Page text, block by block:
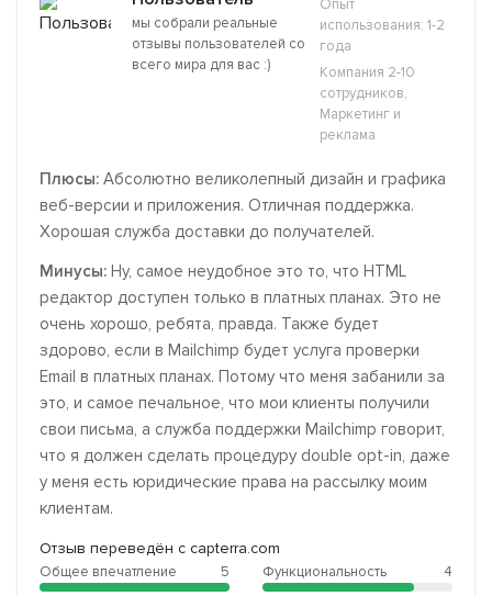
мы собрали реальные
отзывы пользователей со
всего мира для вас :)
Опыт
использования: 1-2
года
Компания 2-10
сотрудников,
Маркетинг и
реклама
Плюсы: Абсолютно великолепный дизайн и графика
веб-версии и приложения. Отличная поддержка.
Хорошая служба доставки до получателей.
Минусы: Ну, самое неудобное это то, что HTML
редактор доступен только в платных планах. Это не
очень хорошо, ребята, правда. Также будет
здорово, если в Mailchimp будет услуга проверки
Email в платных планах. Потому что меня забанили за
это, и самое печальное, что мои клиенты получили
свои письма, а служба поддержки Mailchimp говорит,
что я должен сделать процедуру double opt-in, даже
у меня есть юридические права на рассылку моим
клиентам.
Отзыв переведён с capterra.com
Общее впечатление 5 Функциональность 4